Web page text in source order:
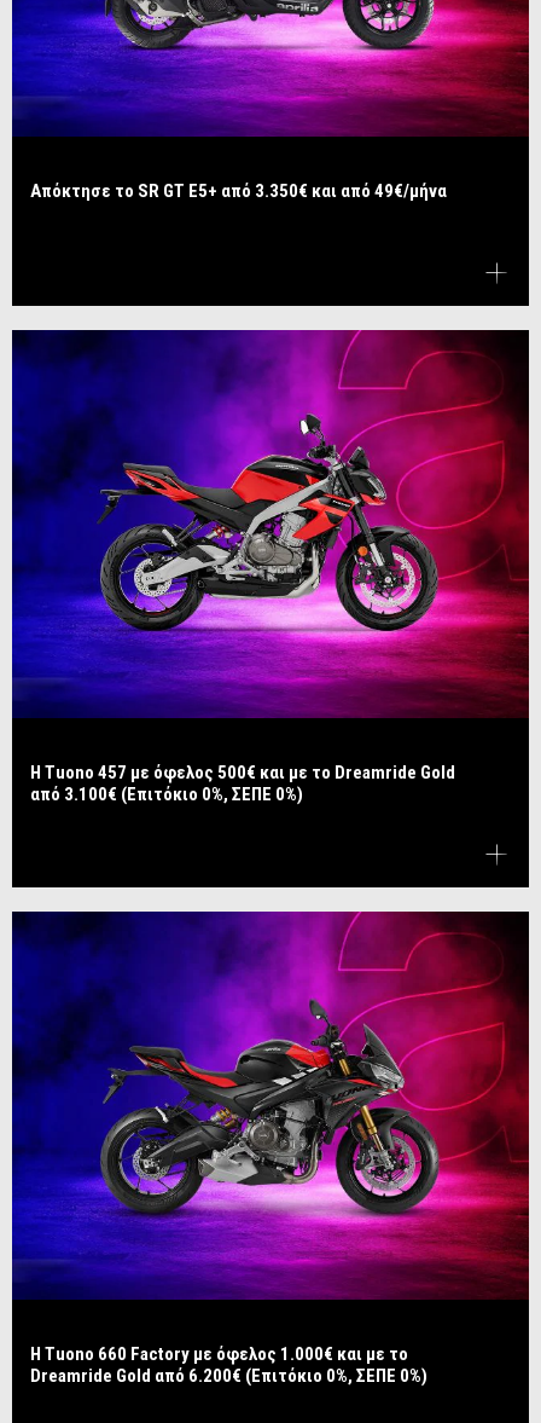
Απόκτησε το SR GT E5+ από 3.350€ και από 49€/μήνα
​​​​​​​Η Tuono 457 με όφελος 500€ και με το Dreamride Gold
από 3.100€ (Επιτόκιο 0%, ΣΕΠΕ 0%)
Η Tuono 660 Factory με όφελος 1.000€ και με το
Dreamride Gold από 6.200€ (Επιτόκιο 0%, ΣΕΠΕ 0%)